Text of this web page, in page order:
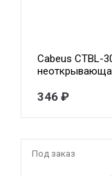
Cabeus CTBL-
346 ₽
Под заказ